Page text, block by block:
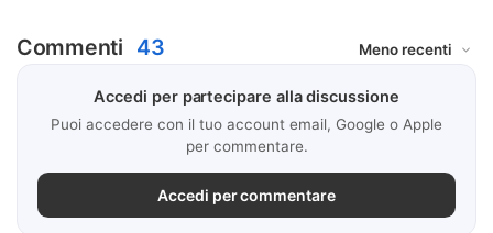
Commenti 43
Accedi per partecipare alla discussione
Puoi accedere con il tuo account email, Google o Apple
per commentare.
Accedi per commentare